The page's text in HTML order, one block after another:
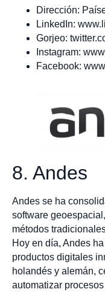
Dirección:
LinkedIn:
Gorjeo:
Instagram:
Facebook:
8. Andes
Andes se ha
software
métodos
Hoy en día, Andes
productos digitales
holandés y alemán,
automatizar